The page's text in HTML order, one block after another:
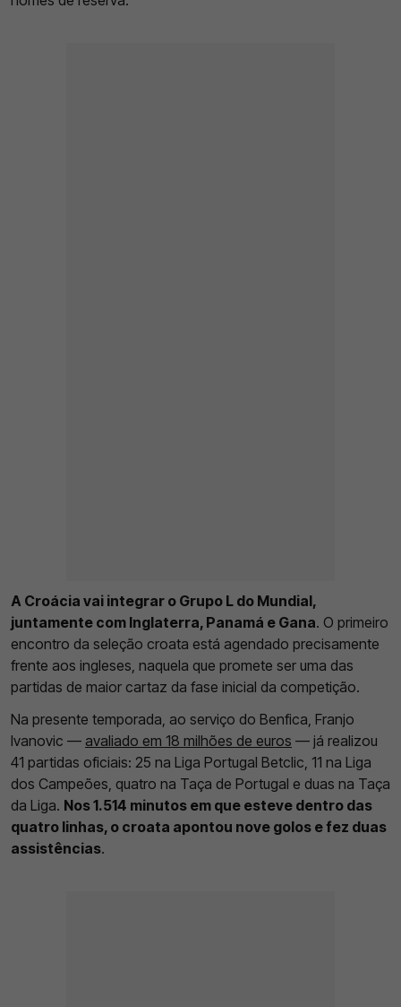
A Croácia vai integrar o Grupo L do Mundial,
juntamente com Inglaterra, Panamá e Gana. O primeiro
encontro da seleção croata está agendado precisamente
frente aos ingleses, naquela que promete ser uma das
partidas de maior cartaz da fase inicial da competição.
Na presente temporada, ao serviço do Benfica, Franjo
Ivanovic — avaliado em 18 milhões de euros — já realizou
41 partidas oficiais: 25 na Liga Portugal Betclic, 11 na Liga
dos Campeões, quatro na Taça de Portugal e duas na Taça
da Liga. Nos 1.514 minutos em que esteve dentro das
quatro linhas, o croata apontou nove golos e fez duas
assistências.